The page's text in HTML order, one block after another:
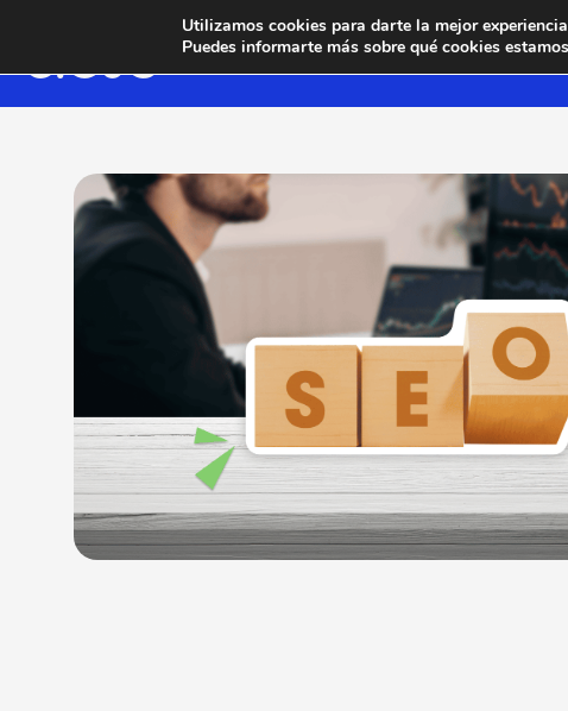
Utilizamos cookies para darte la mejor
Puedes informarte más sobre qué cookies